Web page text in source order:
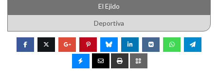
El Ejido
Deportiva